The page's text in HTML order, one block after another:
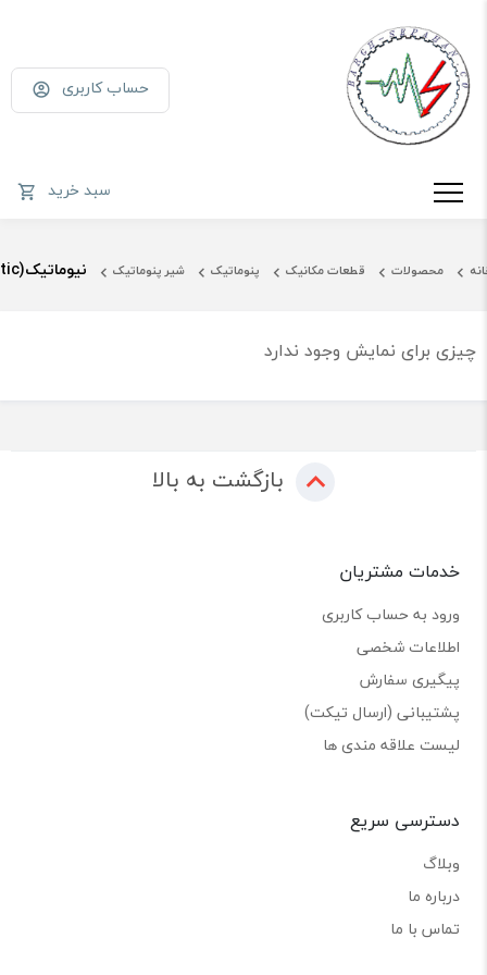
حساب کاربری
سبد خرید
محصولات قطعات مکانیک پنوماتیک شیر پنوماتیک نیوماتیک(Numatic)
چیزی برای نمایش وجود ندارد
بازگشت به بالا
خدمات مشتریان
ورود به حساب کاربری
اطلاعات شخصی
پیگیری سفارش
پشتیبانی (ارسال تیکت)
لیست علاقه مندی ها
دسترسی سریع
وبلاگ
درباره ما
تماس با ما